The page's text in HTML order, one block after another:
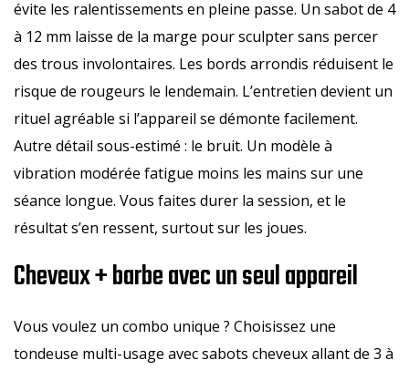
évite les ralentissements en pleine passe. Un sabot de 4
à 12 mm laisse de la marge pour sculpter sans percer
des trous involontaires. Les bords arrondis réduisent le
risque de rougeurs le lendemain. L’entretien devient un
rituel agréable si l’appareil se démonte facilement.
Autre détail sous-estimé : le bruit. Un modèle à
vibration modérée fatigue moins les mains sur une
séance longue. Vous faites durer la session, et le
résultat s’en ressent, surtout sur les joues.
Cheveux + barbe avec un seul appareil
Vous voulez un combo unique ? Choisissez une
tondeuse multi-usage avec sabots cheveux allant de 3 à